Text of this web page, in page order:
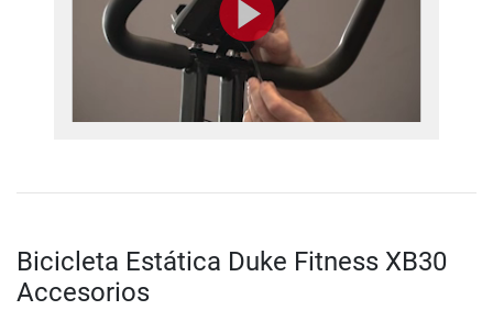
Bicicleta Estática Duke Fitness XB30
Accesorios